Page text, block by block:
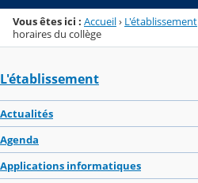
Vous êtes ici : Accueil› L'établissement
horaires du collège
L'établissement
Actualités
Agenda
Applications informatiques